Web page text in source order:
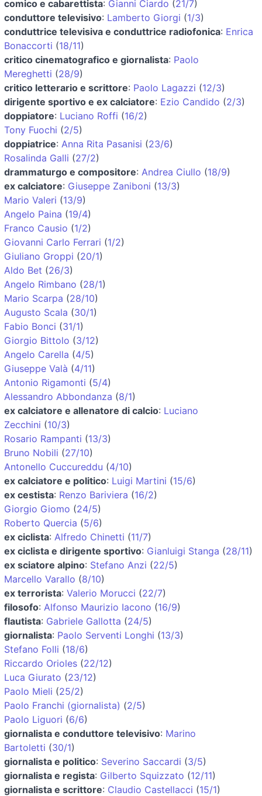
comico e cabarettista: Gianni Ciardo (21/7)
conduttore televisivo: Lamberto Giorgi (1/3)
conduttrice televisiva e conduttrice radiofonica: Enrica
Bonaccorti (18/11)
critico cinematografico e giornalista: Paolo
Mereghetti (28/9)
critico letterario e scrittore: Paolo Lagazzi (12/3)
dirigente sportivo e ex calciatore: Ezio Candido (2/3)
doppiatore: Luciano Roffi (16/2)
Tony Fuochi (2/5)
doppiatrice: Anna Rita Pasanisi (23/6)
Rosalinda Galli (27/2)
drammaturgo e compositore: Andrea Ciullo (18/9)
ex calciatore: Giuseppe Zaniboni (13/3)
Mario Valeri (13/9)
Angelo Paina (19/4)
Franco Causio (1/2)
Giovanni Carlo Ferrari (1/2)
Giuliano Groppi (20/1)
Aldo Bet (26/3)
Angelo Rimbano (28/1)
Mario Scarpa (28/10)
Augusto Scala (30/1)
Fabio Bonci (31/1)
Giorgio Bittolo (3/12)
Angelo Carella (4/5)
Giuseppe Valà (4/11)
Antonio Rigamonti (5/4)
Alessandro Abbondanza (8/1)
ex calciatore e allenatore di calcio: Luciano
Zecchini (10/3)
Rosario Rampanti (13/3)
Bruno Nobili (27/10)
Antonello Cuccureddu (4/10)
ex calciatore e politico: Luigi Martini (15/6)
ex cestista: Renzo Bariviera (16/2)
Giorgio Giomo (24/5)
Roberto Quercia (5/6)
ex ciclista: Alfredo Chinetti (11/7)
ex ciclista e dirigente sportivo: Gianluigi Stanga (28/11)
ex sciatore alpino: Stefano Anzi (22/5)
Marcello Varallo (8/10)
ex terrorista: Valerio Morucci (22/7)
filosofo: Alfonso Maurizio Iacono (16/9)
flautista: Gabriele Gallotta (24/5)
giornalista: Paolo Serventi Longhi (13/3)
Stefano Folli (18/6)
Riccardo Orioles (22/12)
Luca Giurato (23/12)
Paolo Mieli (25/2)
Paolo Franchi (giornalista) (2/5)
Paolo Liguori (6/6)
giornalista e conduttore televisivo: Marino
Bartoletti (30/1)
giornalista e politico: Severino Saccardi (3/5)
giornalista e regista: Gilberto Squizzato (12/11)
giornalista e scrittore: Claudio Castellacci (15/1)